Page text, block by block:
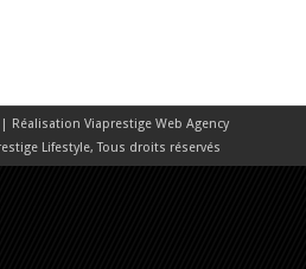
| Réalisation Viaprestige Web Agency
Lifestyle, Tous droits réservés